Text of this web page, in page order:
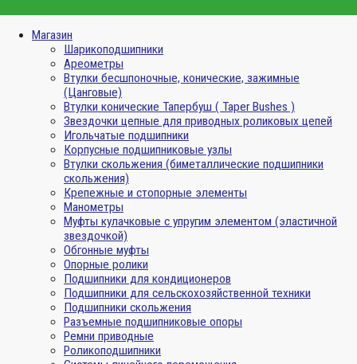
Магазин
Шарикоподшипники
Ареометры
Втулки бесшпоночные, конические, зажимные
(Цанговые)
Втулки конические Тапербуш ( Taper Bushes )
Звездочки цепные для приводных роликовых цепей
Игольчатые подшипники
Корпусные подшипниковые узлы
Втулки скольжения (биметаллические подшипники
скольжения)
Крепежные и стопорные элементы
Манометры
Муфты кулачковые с упругим элементом (эластичной
звездочкой)
Обгонные муфты
Опорные ролики
Подшипники для кондиционеров
Подшипники для сельскохозяйственной техники
Подшипники скольжения
Разъемные подшипниковые опоры
Ремни приводные
Роликоподшипники